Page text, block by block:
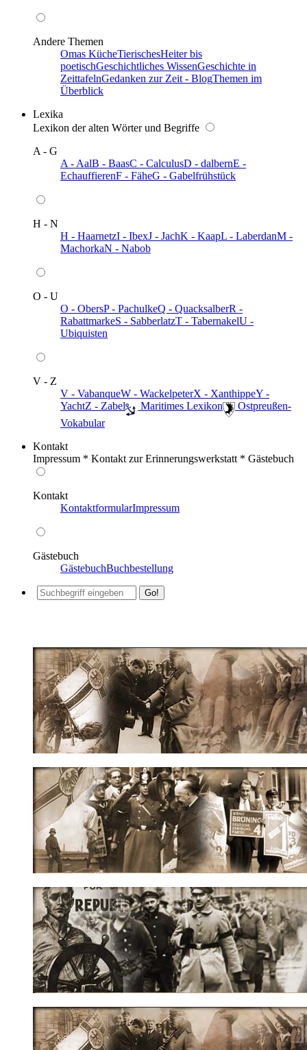
Andere Themen
Omas KücheTierischesHeiter bis
poetischGeschichtliches WissenGeschichte in
ZeittafelnGedanken zur Zeit - BlogThemen im
Überblick
Lexika
Lexikon der alten Wörter und Begriffe
A - G
A - AalB - BaasC - CalculusD - dalbernE -
EchauffierenF - FäheG - Gabelfrühstück
H - N
H - HaarnetzI - IbexJ - JachK - KaapL - LaberdanM -
MachorkaN - Nabob
O - U
O - ObersP - PachulkeQ - QuacksalberR -
RabattmarkeS - SabberlatzT - TabernakelU -
Ubiquisten
V - Z
V - VabanqueW - WackelpeterX - XanthippeY -
YachtZ - Zabel ️ Maritimes Lexikon
️ Ostpreußen-
Vokabular
Kontakt
Impressum * Kontakt zur Erinnerungswerkstatt * Gästebuch
Kontakt
KontaktformularImpressum
Gästebuch
GästebuchBuchbestellung